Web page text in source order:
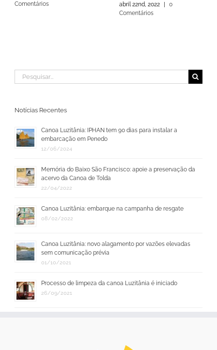
Comentários
abril 22nd, 2022
0
Comentários
Buscar
resultados
Notícias Recentes
Canoa Luzitânia: IPHAN tem 90 dias para instalar a
embarcação em Penedo
12/06/2024
Memória do Baixo São Francisco: apoie a preservação da
acervo da Canoa de Tolda
22/04/2022
Canoa Luzitânia: embarque na campanha de resgate
08/02/2022
Canoa Luzitânia: novo alagamento por vazões elevadas
sem comunicação prévia
01/10/2021
Processo de limpeza da canoa Luzitânia é iniciado
26/09/2021